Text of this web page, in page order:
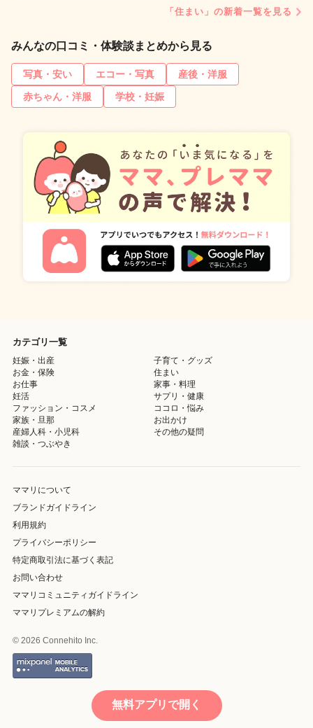
「住まい」の新着一覧を見る
みんなの口コミ・体験談まとめから見る
写真・安い エコー・写真
産後・洋服
赤ちゃん・洋服
学校・妊娠
カテゴリ一覧
妊娠・出産
子育て・グッズ
お金・保険
住まい
お仕事
家事・料理
妊活
サプリ・健康
ファッション・コスメ
ココロ・悩み
家族・旦那
お出かけ
産婦人科・小児科
その他の疑問
雑談・つぶやき
ママリについて
ブランドガイドライン
利用規約
プライバシーポリシー
特定商取引法に基づく表記
お問い合わせ
ママリコミュニティガイドライン
ママリプレミアムの解約
© 2026 Connehito Inc.
無料アプリで開く